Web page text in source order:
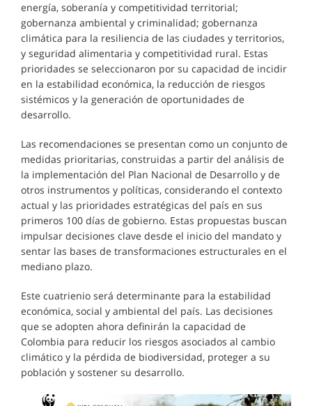
energía, soberanía y competitividad territorial;
gobernanza ambiental y criminalidad; gobernanza
climática para la resiliencia de las ciudades y territorios,
y seguridad alimentaria y competitividad rural. Estas
prioridades se seleccionaron por su capacidad de incidir
en la estabilidad económica, la reducción de riesgos
sistémicos y la generación de oportunidades de
desarrollo.
Las recomendaciones se presentan como un conjunto de
medidas prioritarias, construidas a partir del análisis de
la implementación del Plan Nacional de Desarrollo y de
otros instrumentos y políticas, considerando el contexto
actual y las prioridades estratégicas del país en sus
primeros 100 días de gobierno. Estas propuestas buscan
impulsar decisiones clave desde el inicio del mandato y
sentar las bases de transformaciones estructurales en el
mediano plazo.
Este cuatrienio será determinante para la estabilidad
económica, social y ambiental del país. Las decisiones
que se adopten ahora definirán la capacidad de
Colombia para reducir los riesgos asociados al cambio
climático y la pérdida de biodiversidad, proteger a su
población y sostener su desarrollo.